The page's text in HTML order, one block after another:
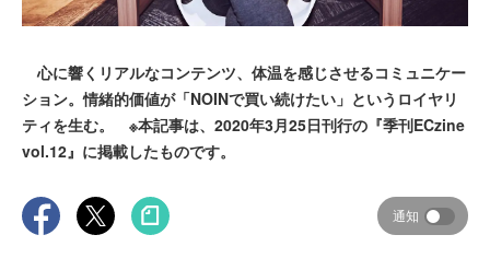
心に響くリアルなコンテンツ、体温を感じさせるコミュニケー
ション。情緒的価値が「NOINで買い続けたい」というロイヤリ
ティを生む。 ※本記事は、2020年3月25日刊行の『季刊ECzine
vol.12』に掲載したものです。
通知